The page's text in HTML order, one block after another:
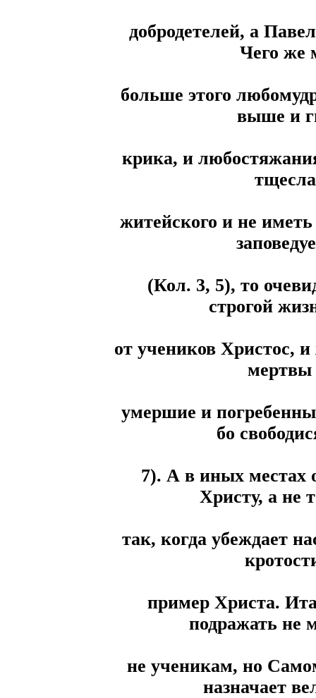
добродетелей, а
Чего же
больше этого
выше и
крика, и
житейского и не
(Кол. 3, 5), то
строгой
от учеников Христос,
мертвы
умершие и
бо
7). А в иных местах
Христу, а не
так, когда убеждает
пример Христа.
подражать не
не ученикам, но
назначает